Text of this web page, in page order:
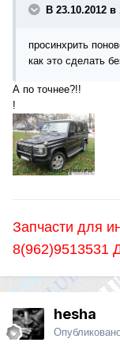
В 23.10.2012
просинхрить
как это сделать
А по точнее?!!
!
Запчасти для
8(962)9513531
hesha